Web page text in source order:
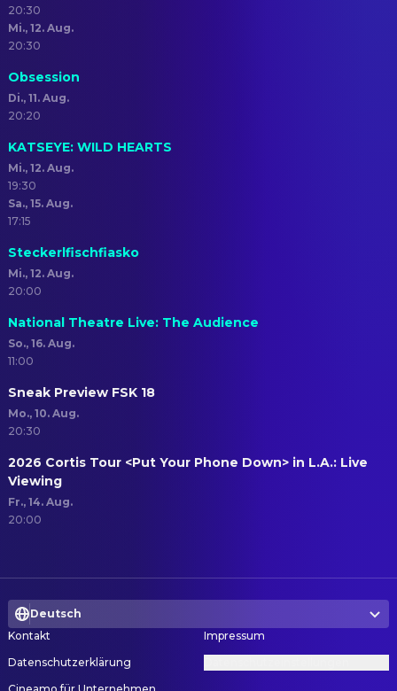
20:30
Mi., 12. Aug.
20:30
Obsession
Di., 11. Aug.
20:20
KATSEYE: WILD HEARTS
Mi., 12. Aug.
19:30
Sa., 15. Aug.
17:15
Steckerlfischfiasko
Mi., 12. Aug.
20:00
National Theatre Live: The Audience
So., 16. Aug.
11:00
Sneak Preview FSK 18
Mo., 10. Aug.
20:30
2026 Cortis Tour <Put Your Phone Down> in L.A.: Live
Viewing
Fr., 14. Aug.
20:00
Deutsch
Kontakt
Impressum
Datenschutzerklärung